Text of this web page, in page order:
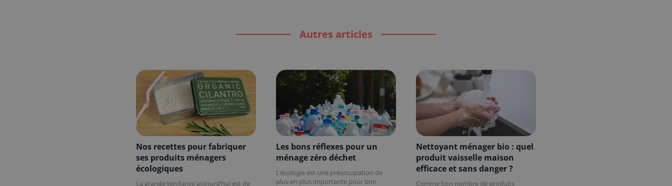
Autres articles
Nos recettes pour fabriquer
ses produits ménagers
écologiques
La grande tendance aujourd’hui est de
Les bons réflexes pour un
ménage zéro déchet
L’écologie est une préoccupation de
plus en plus importante pour bon
Nettoyant ménager bio : quel
produit vaisselle maison
efficace et sans danger ?
Comme bon nombre de produits